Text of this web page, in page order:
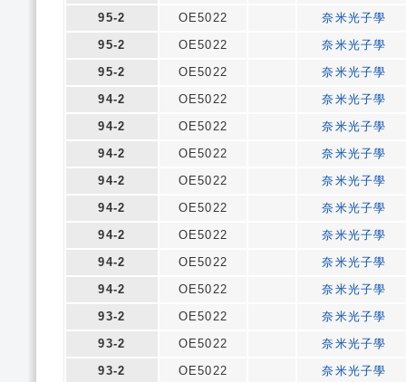
95-2
OE5022
奈米光子學
95-2
OE5022
奈米光子學
95-2
OE5022
奈米光子學
94-2
OE5022
奈米光子學
94-2
OE5022
奈米光子學
94-2
OE5022
奈米光子學
94-2
OE5022
奈米光子學
94-2
OE5022
奈米光子學
94-2
OE5022
奈米光子學
94-2
OE5022
奈米光子學
94-2
OE5022
奈米光子學
93-2
OE5022
奈米光子學
93-2
OE5022
奈米光子學
93-2
OE5022
奈米光子學